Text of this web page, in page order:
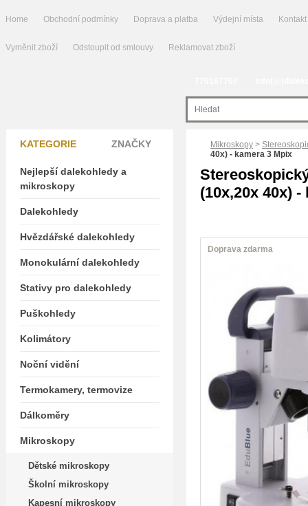
Home Obchodní podmínky Doprava a platba Výdejní místa Kontakt
Vyměnit zboží Odstoupit od smlouvy Reklamovat zboží
Mikroskopy >
40x) - kamera 3 Mpix
(10x,20x 40x)
Doprava zdarma
KATEGORIE ZNAČKY
Nejlepší dalekohledy a
mikroskopy
Dalekohledy
Hvězdářské dalekohledy
Monokulární dalekohledy
Stativy pro dalekohledy
Puškohledy
Kolimátory
Noční vidění
Termokamery, termovize
Dálkoměry
Mikroskopy
Dětské mikroskopy
Školní mikroskopy
Kapesní mikroskopy